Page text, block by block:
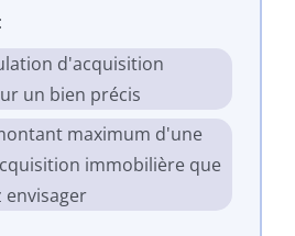
d'acquisition
un bien précis
maximum d'une
immobilière que